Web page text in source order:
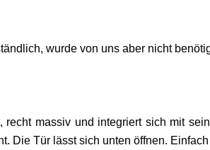
wurde von uns aber nicht
recht massiv und integriert sich mit
Die Tür lässt sich unten öffnen.